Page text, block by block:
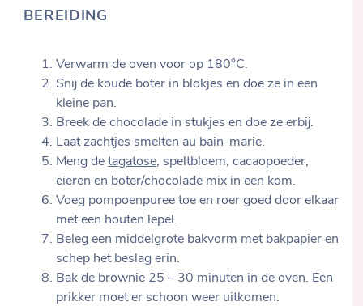
BEREIDING
Verwarm de oven voor op 180°C.
Snij de koude boter in blokjes en doe ze in een
kleine pan.
Breek de chocolade in stukjes en doe ze erbij.
Laat zachtjes smelten au bain-marie.
Meng detagatose, speltbloem, cacaopoeder,
eieren en boter/chocolade mix in een kom.
Voeg pompoenpuree toe en roer goed door elkaar
met een houten lepel.
Beleg een middelgrote bakvorm met bakpapier en
schep het beslag erin.
Bak de brownie 25 – 30 minuten in de oven. Een
prikker moet er schoon weer uitkomen.